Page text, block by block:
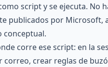
script y se ejecuta. No
publicados por Microsoft,
conceptual.
corre ese script: en la
correo, crear reglas de